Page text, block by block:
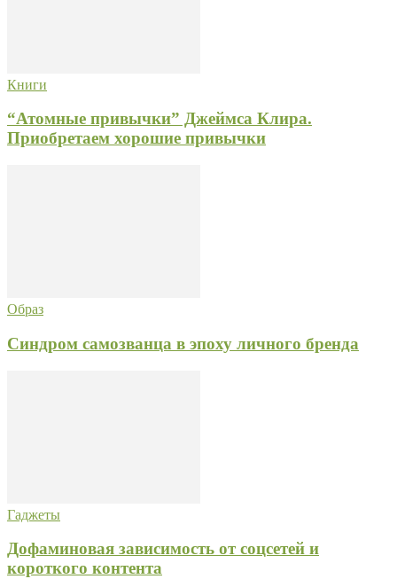
Книги
“Атомные привычки” Джеймса Клира.
Приобретаем хорошие привычки
Образ
Синдром самозванца в эпоху личного бренда
Гаджеты
Дофаминовая зависимость от соцсетей и
короткого контента